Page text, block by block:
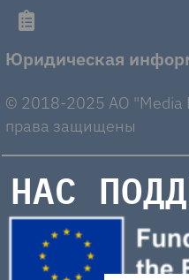
Юридическая
© 2018-2025 AO "Media
права защищены
НАС